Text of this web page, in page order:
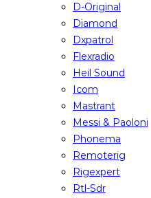
D-Original
Diamond
Dxpatrol
Flexradio
Heil Sound
Icom
Mastrant
Messi & Paoloni
Phonema
Remoterig
Rigexpert
Rtl-Sdr